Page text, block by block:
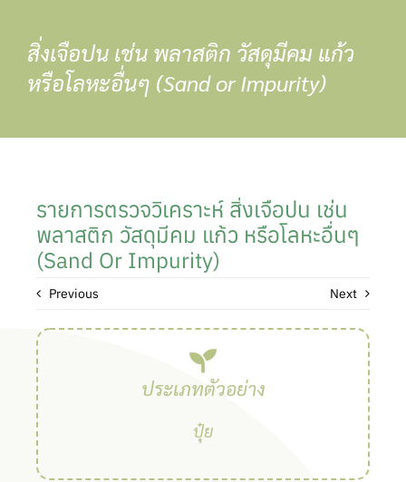
contentสิ่งเจือปน เช่น พลาสติก วัสดุมีคม แก้ว
หรือโลหะอื่นๆ (Sand or Impurity)
รายการตรวจวิเคราะห์ สิ่งเจือปน เช่น
พลาสติก วัสดุมีคม แก้ว หรือโลหะอื่นๆ
(Sand Or Impurity)
Previous Next
ประเภทตัวอย่าง
ปุ๋ย